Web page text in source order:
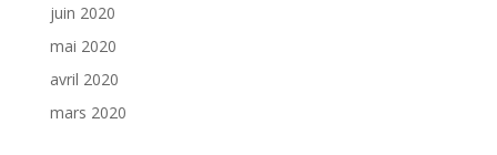
juin 2020
mai 2020
avril 2020
mars 2020